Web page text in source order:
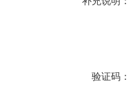
验证码：